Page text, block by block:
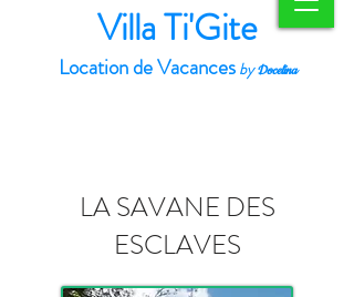
Villa Ti'Gite
Location de VacancesbyDocelina
LA SAVANE DES
ESCLAVES